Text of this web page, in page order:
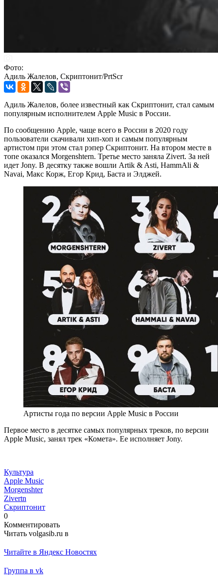
Фото:
Адиль Жалелов, Скриптонит/PrtScr
Адиль Жалелов, более известный как Скриптонит, стал самым
популярным исполнителем Apple Music в России.
По сообщению Apple, чаще всего в России в 2020 году
пользователи скачивали хип-хоп и самым популярным
артистом при этом стал рэпер Скриптонит. На втором месте в
топе оказался Morgenshtern. Третье место заняла Zivert. За ней
идет Jony. В десятку также вошли Artik & Asti, HammAli &
Navai, Макс Корж, Егор Крид, Баста и Элджей.
Артисты года по версии Apple Music в России
Первое место в десятке самых популярных треков, по версии
Apple Music, занял трек «Комета». Ее исполняет Jony.
Культура
Apple Music
Morgenshter
Zivertn
Скриптонит
0
Комментировать
Читать volgasib.ru в
Читайте в Яндекс Новостях
Группа в vk